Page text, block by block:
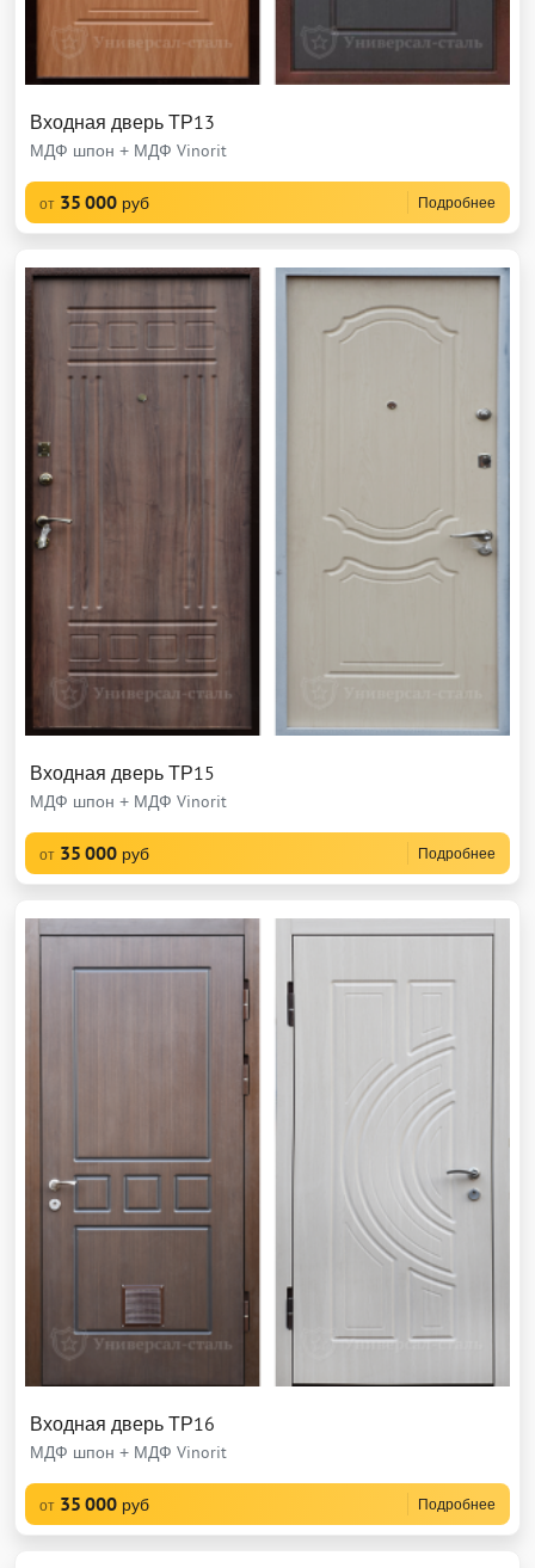
Входная дверь ТР13
МДФ шпон + МДФ Vinorit
от 35 000 руб Подробнее
Входная дверь ТР15
МДФ шпон + МДФ Vinorit
от 35 000 руб Подробнее
Входная дверь ТР16
МДФ шпон + МДФ Vinorit
от 35 000 руб Подробнее